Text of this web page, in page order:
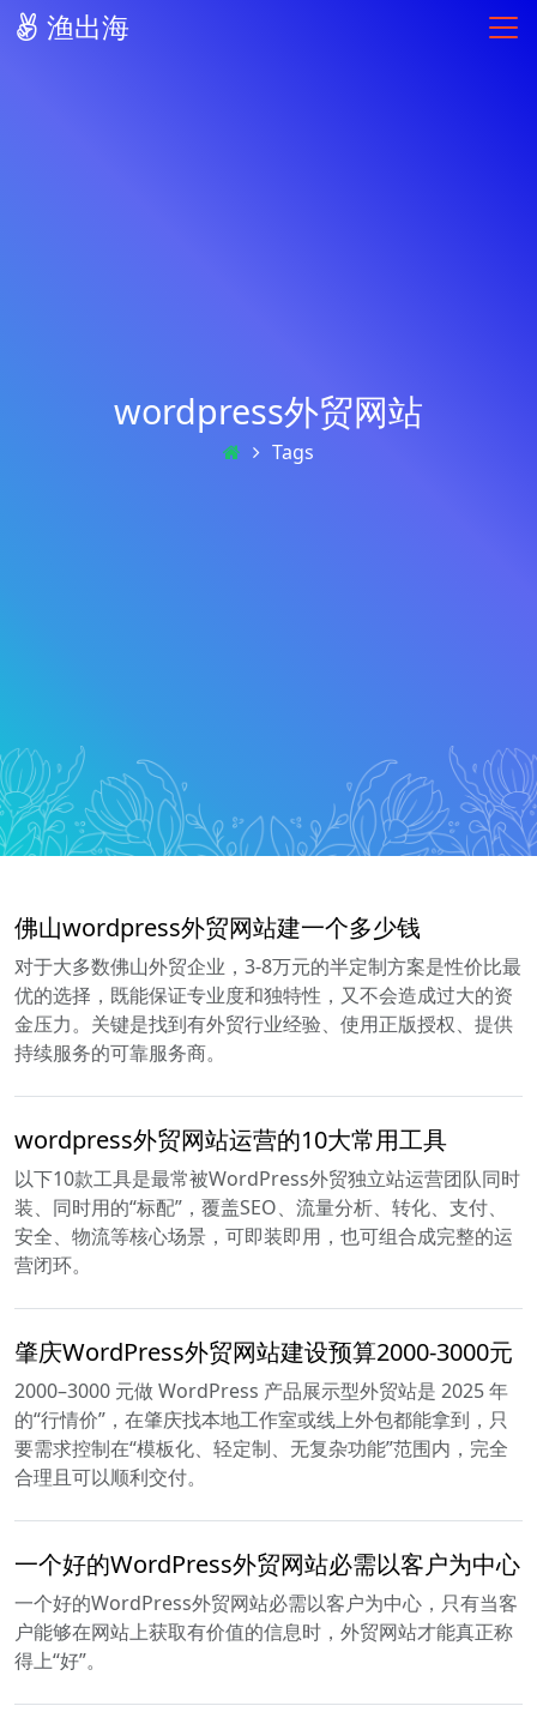
渔出海
wordpress外贸网站
Tags
佛山wordpress外贸网站建一个多少钱
对于大多数佛山外贸企业，3-8万元的半定制方案是性价比最
优的选择，既能保证专业度和独特性，又不会造成过大的资
金压力。关键是找到有外贸行业经验、使用正版授权、提供
持续服务的可靠服务商。
wordpress外贸网站运营的10大常用工具
以下10款工具是最常被WordPress外贸独立站运营团队同时
装、同时用的“标配”，覆盖SEO、流量分析、转化、支付、
安全、物流等核心场景，可即装即用，也可组合成完整的运
营闭环。
肇庆WordPress外贸网站建设预算2000-3000元
2000–3000 元做 WordPress 产品展示型外贸站是 2025 年
的“行情价”，在肇庆找本地工作室或线上外包都能拿到，只
要需求控制在“模板化、轻定制、无复杂功能”范围内，完全
合理且可以顺利交付。
一个好的WordPress外贸网站必需以客户为中心
一个好的WordPress外贸网站必需以客户为中心，只有当客
户能够在网站上获取有价值的信息时，外贸网站才能真正称
得上“好”。